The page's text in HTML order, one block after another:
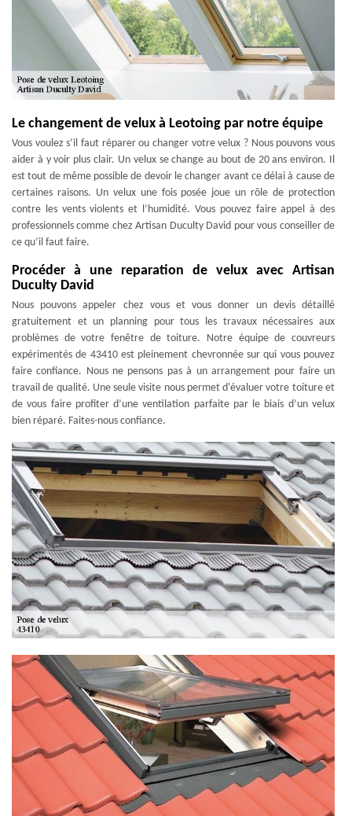
Le changement de velux à Leotoing par notre équipe
Vous voulez s’il faut réparer ou changer votre velux ? Nous pouvons vous
aider à y voir plus clair. Un velux se change au bout de 20 ans environ. Il
est tout de même possible de devoir le changer avant ce délai à cause de
certaines raisons. Un velux une fois posée joue un rôle de protection
contre les vents violents et l’humidité. Vous pouvez faire appel à des
professionnels comme chez Artisan Duculty David pour vous conseiller de
ce qu’il faut faire.
Procéder à une reparation de velux avec Artisan
Duculty David
Nous pouvons appeler chez vous et vous donner un devis détaillé
gratuitement et un planning pour tous les travaux nécessaires aux
problèmes de votre fenêtre de toiture. Notre équipe de couvreurs
expérimentés de 43410 est pleinement chevronnée sur qui vous pouvez
faire confiance. Nous ne pensons pas à un arrangement pour faire un
travail de qualité. Une seule visite nous permet d'évaluer votre toiture et
de vous faire profiter d’une ventilation parfaite par le biais d’un velux
bien réparé. Faites-nous confiance.